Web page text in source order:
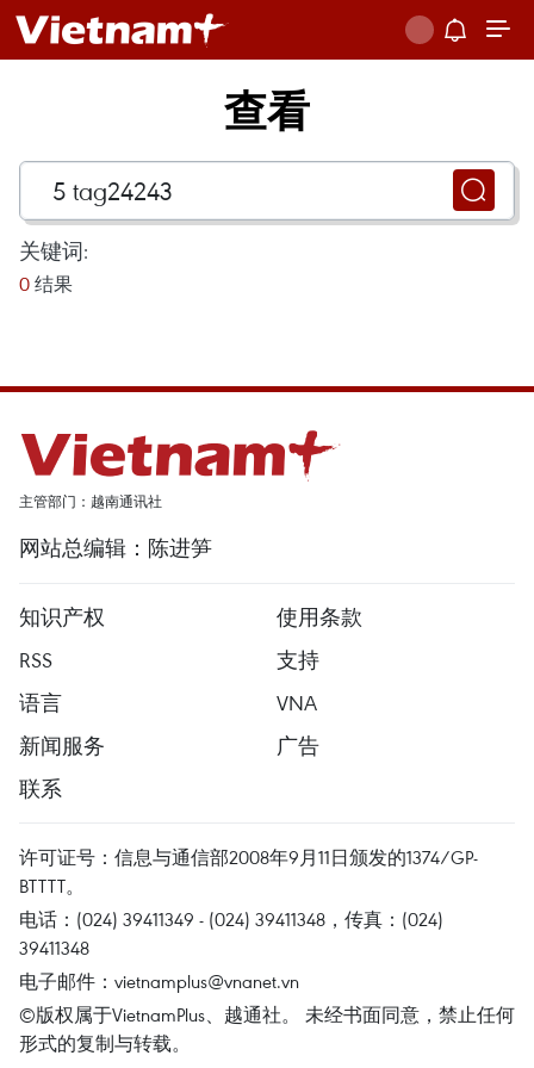
查看
关键词:
0 结果
主管部门：越南通讯社
网站总编辑：陈进笋
知识产权
使用条款
RSS
支持
语言
VNA
新闻服务
广告
联系
许可证号：信息与通信部2008年9月11日颁发的1374/GP-
BTTTT。
电话：(024) 39411349 - (024) 39411348，传真：(024)
39411348
电子邮件： vietnamplus@vnanet.vn
©版权属于VietnamPlus、越通社。 未经书面同意，禁止任何
形式的复制与转载。